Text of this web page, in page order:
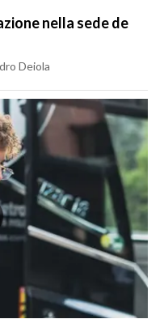
nella sede de
Deiola